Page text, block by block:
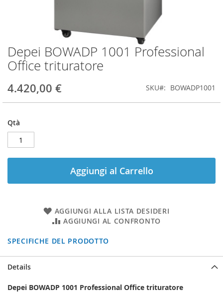
Depei BOWADP 1001 Professional
Office trituratore
4.420,00 € SKU BOWADP1001
Qtà
Aggiungi al Carrello
AGGIUNGI ALLA LISTA DESIDERI
AGGIUNGI AL CONFRONTO
SPECIFICHE DEL PRODOTTO
Vai
all'inizio
della
di
Details
Depei BOWADP 1001 Professional Office trituratore